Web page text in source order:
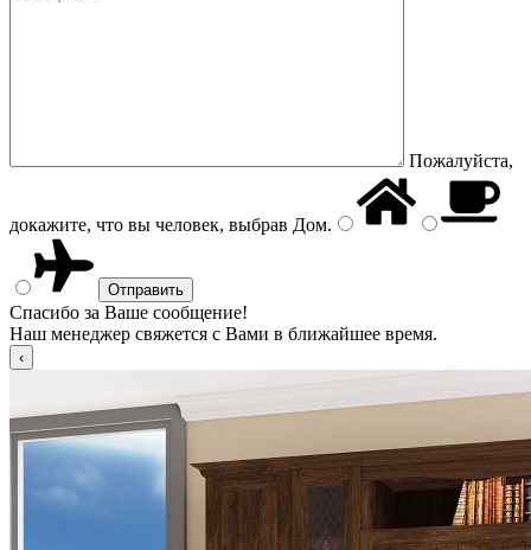
Пожалуйста,
докажите, что вы человек, выбрав Дом.
Спасибо за Ваше сообщение!
Наш менеджер свяжется с Вами в ближайшее время.